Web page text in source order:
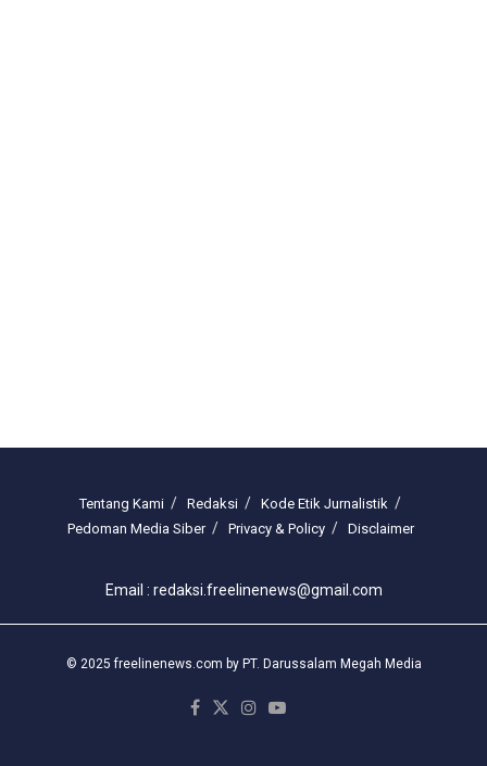
Tentang Kami Redaksi
Kode Etik Jurnalistik
Pedoman Media Siber
Privacy & Policy Disclaimer
Email : redaksi.freelinenews@gmail.com
© 2025 freelinenews.com by PT. Darussalam Megah Media